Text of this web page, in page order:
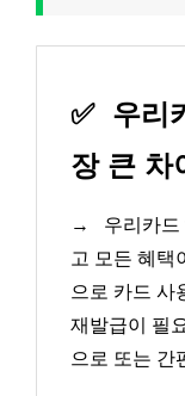
✅ 우리
장 큰 차
→
우리카
고 모든 혜택
으로 카드 사
재발급이 필
으로 또는 간